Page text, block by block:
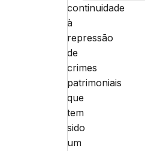
continuidade
à
repressão
de
crimes
patrimoniais
que
tem
sido
um